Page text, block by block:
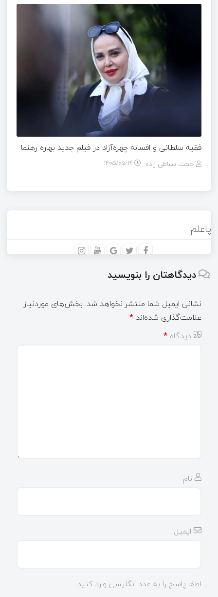
فقیه سلطانی و افسانه چهره‌آزاد در فیلم جدید بهاره رهنما
حجت بساطی زاده ۱۴۰۵/۰۵/۱۴
پاعلم
دیدگاهتان را بنویسید
نشانی ایمیل شما منتشر نخواهد شد. بخش‌های موردنیاز
علامت‌گذاری شده‌اند *
دیدگاه *
نام
ایمیل
لطفا پاسخ را به عدد انگلیسی وارد کنید: